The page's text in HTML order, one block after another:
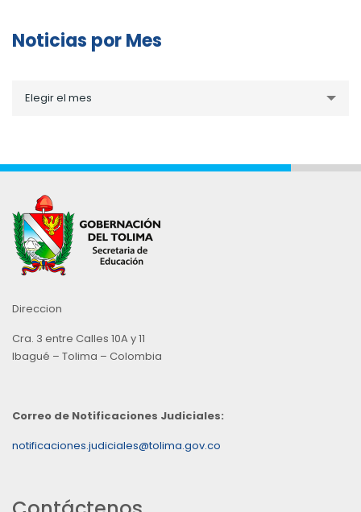
Noticias por Mes
porElegir el mes
Direccion
Cra. 3 entre Calles 10A y 11
Ibagué – Tolima – Colombia
Correo de Notificaciones Judiciales:
notificaciones.judiciales@tolima.gov.co